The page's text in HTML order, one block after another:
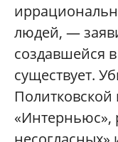
людей, —
создавшейся
существует.